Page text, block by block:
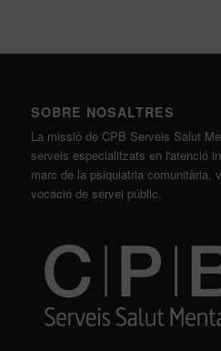
SOBRE NOSALTRES
La missió de CPB Serveis Salut
serveis especialitzats en l'atenció
marc de la psiquiatria comunitària,
vocació de servei públic.